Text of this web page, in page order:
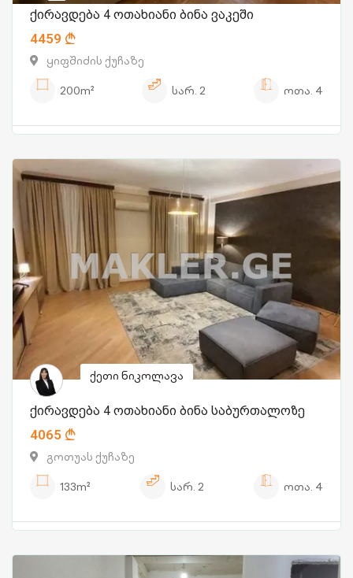
ქირავდება 4 ოთახიანი ბინა ვაკეში
4459
ყიფშიძის ქუჩაზე
200m²
სარ. 2 ოთა. 4
ქეთი ნიკოლავა
ქირავდება 4 ოთახიანი ბინა საბურთალოზე
4065
გოთუას ქუჩაზე
133m²
სარ. 2 ოთა. 4